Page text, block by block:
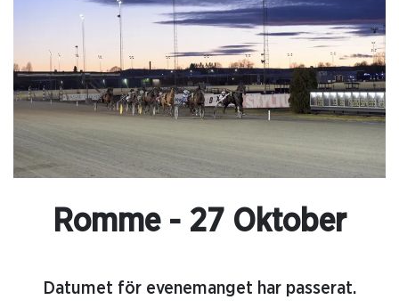
Romme - 27 Oktober
Datumet för evenemanget har passerat.